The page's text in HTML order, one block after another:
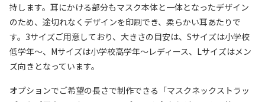
持します。耳にかける部分もマスク本体と一体となったデザイン
のため、途切れなくデザインを印刷でき、柔らかい耳あたりで
す。3サイズご用意しており、大きさの目安は、Sサイズは小学校
低学年〜、Mサイズは小学校高学年～レディース、Lサイズはメン
ズ向きとなっています。
オプションでご希望の長さで制作できる「マスクネックストラッ